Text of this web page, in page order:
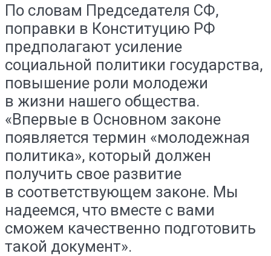
По словам Председателя СФ,
поправки в Конституцию РФ
предполагают усиление
социальной политики государства,
повышение роли молодежи
в жизни нашего общества.
«Впервые в Основном законе
появляется термин «молодежная
политика», который должен
получить свое развитие
в соответствующем законе. Мы
надеемся, что вместе с вами
сможем качественно подготовить
такой документ».